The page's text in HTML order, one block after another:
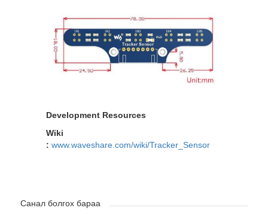
Development Resources
Wiki
:www.waveshare.com/wiki/Tracker_Sensor
Санал болгох бараа